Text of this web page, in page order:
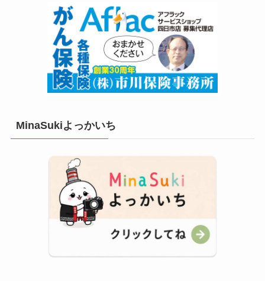
MinaSukiよっかいち